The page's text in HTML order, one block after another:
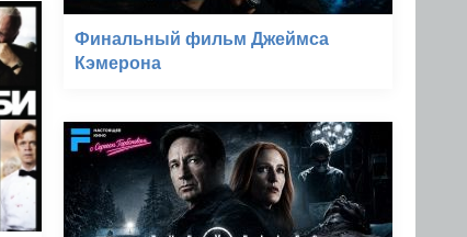
Финальный фильм Джеймса
Кэмерона